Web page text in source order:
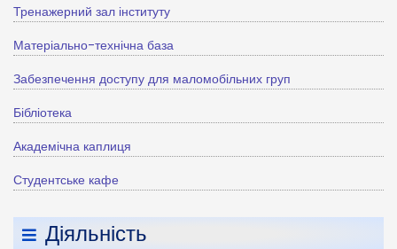
Тренажерний зал інституту
Матеріально-технічна база
Забезпечення доступу для маломобільних груп
Бібліотека
Академічна каплиця
Студентське кафе
Діяльність